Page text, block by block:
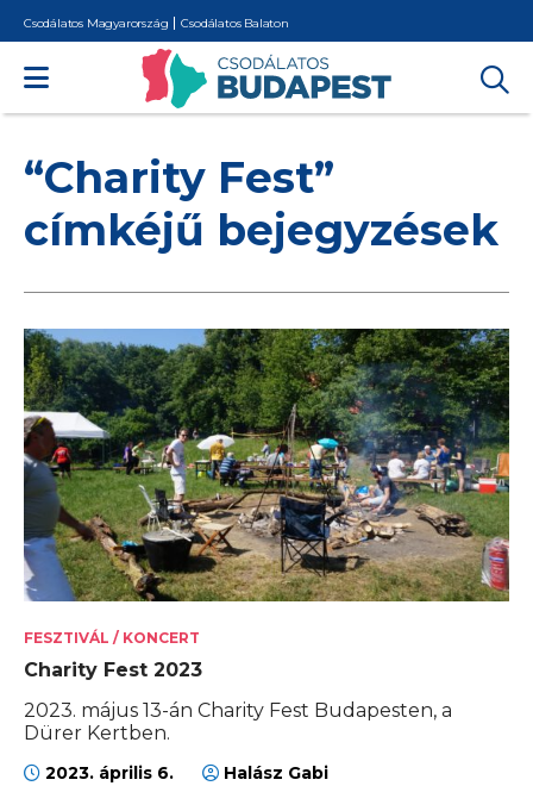
Csodálatos Magyarország Csodálatos Balaton
“Charity Fest”
címkéjű bejegyzések
FESZTIVÁL / KONCERT
Charity Fest 2023
2023. május 13-án Charity Fest Budapesten, a
Dürer Kertben.
2023. április 6. Halász Gabi